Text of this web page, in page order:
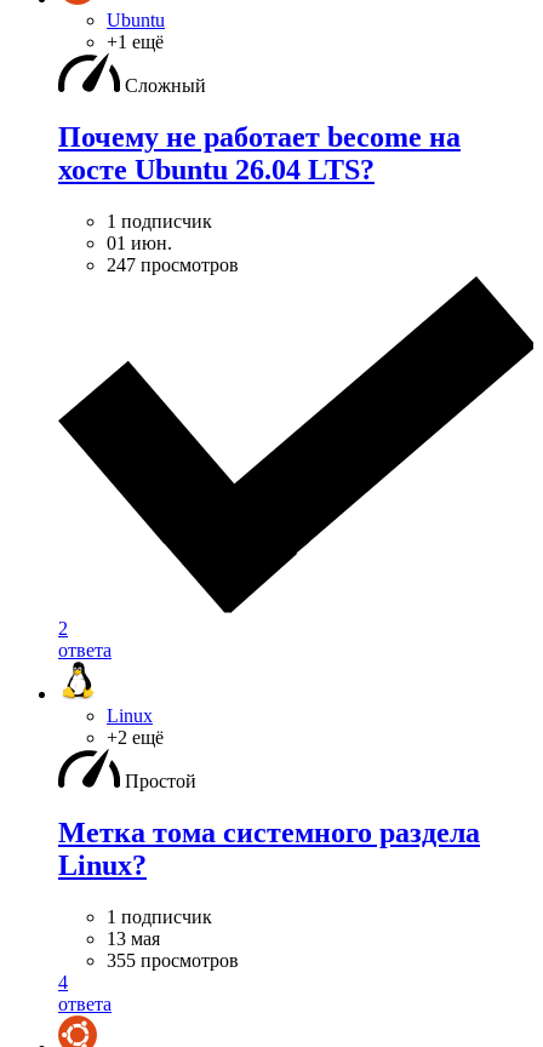
Ubuntu
+1 ещё
Сложный
Почему не работает become на
хосте Ubuntu 26.04 LTS?
1 подписчик
01 июн.
247 просмотров
2
ответа
Linux
+2 ещё
Простой
Метка тома системного раздела
Linux?
1 подписчик
13 мая
355 просмотров
4
ответа